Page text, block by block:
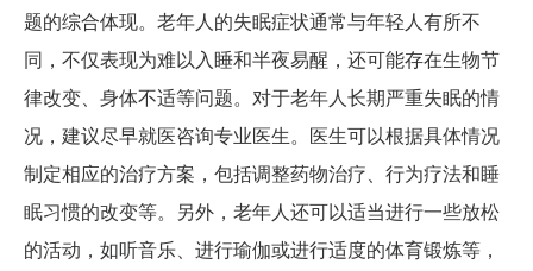
题的综合体现。老年人的失眠症状通常与年轻人有所不
同，不仅表现为难以入睡和半夜易醒，还可能存在生物节
律改变、身体不适等问题。对于老年人长期严重失眠的情
况，建议尽早就医咨询专业医生。医生可以根据具体情况
制定相应的治疗方案，包括调整药物治疗、行为疗法和睡
眠习惯的改变等。另外，老年人还可以适当进行一些放松
的活动，如听音乐、进行瑜伽或进行适度的体育锻炼等，